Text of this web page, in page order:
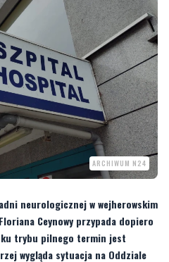
ARCHIWUM N24
neurologicznej w wejherowskim
Ceynowy przypada dopiero
wygląda sytuacja na Oddziale
– najbliższy wolny termin w
na… 31 stycznia 2029 roku.
NFZ wynika, że nieco krótsze kolejki